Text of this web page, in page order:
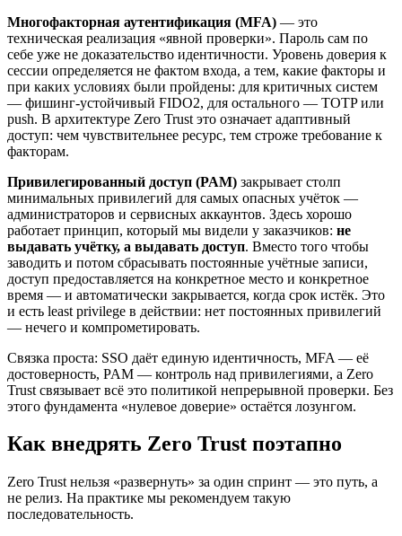
Многофакторная аутентификация (MFA) — это
техническая реализация «явной проверки». Пароль сам по
себе уже не доказательство идентичности. Уровень доверия к
сессии определяется не фактом входа, а тем, какие факторы и
при каких условиях были пройдены: для критичных систем
— фишинг-устойчивый FIDO2, для остального — TOTP или
push. В архитектуре Zero Trust это означает адаптивный
доступ: чем чувствительнее ресурс, тем строже требование к
факторам.
Привилегированный доступ (PAM) закрывает столп
минимальных привилегий для самых опасных учёток —
администраторов и сервисных аккаунтов. Здесь хорошо
работает принцип, который мы видели у заказчиков: не
выдавать учётку, а выдавать доступ. Вместо того чтобы
заводить и потом сбрасывать постоянные учётные записи,
доступ предоставляется на конкретное место и конкретное
время — и автоматически закрывается, когда срок истёк. Это
и есть least privilege в действии: нет постоянных привилегий
— нечего и компрометировать.
Связка проста: SSO даёт единую идентичность, MFA — её
достоверность, PAM — контроль над привилегиями, а Zero
Trust связывает всё это политикой непрерывной проверки. Без
этого фундамента «нулевое доверие» остаётся лозунгом.
Как внедрять Zero Trust поэтапно
Zero Trust нельзя «развернуть» за один спринт — это путь, а
не релиз. На практике мы рекомендуем такую
последовательность.